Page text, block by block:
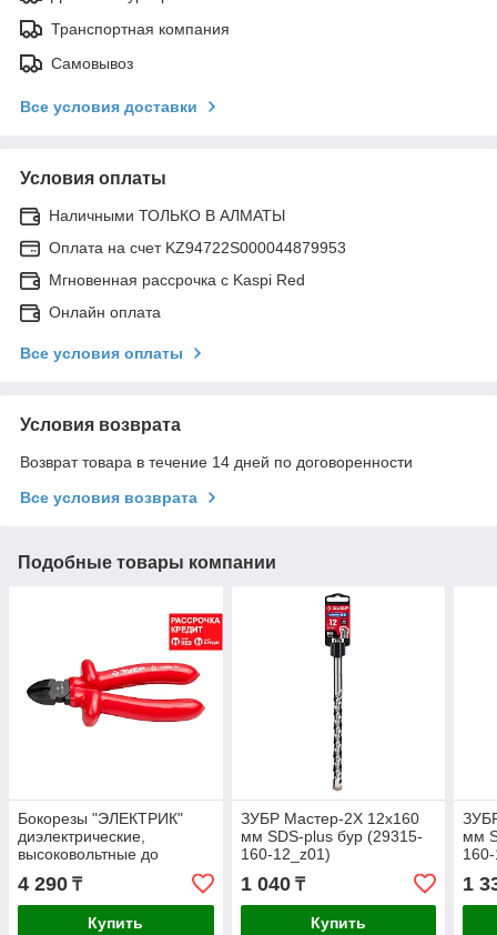
Транспортная компания
Самовывоз
Все условия доставки
Условия оплаты
Наличными ТОЛЬКО В АЛМАТЫ
Оплата на счет KZ94722S000044879953
Мгновенная рассрочка с Kaspi Red
Онлайн оплата
Все условия оплаты
Условия возврата
Возврат товара в течение 14 дней по договоренности
Все условия возврата
Подобные товары компании
Бокорезы "ЭЛЕКТРИК"
диэлектрические,
высоковольтные до
~1000В,
маслобензостойкая
рукоятка, 160мм, ЗУБР
4 290 ₸
Купить
ЗУБР Мастер-2Х 12x160
мм SDS-plus бур (29315-
160-12_z01)
1 040₸
Купить
мм
1